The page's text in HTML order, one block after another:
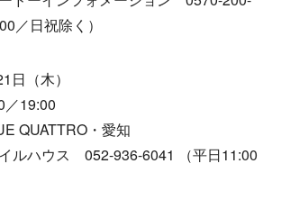
／日祝除く）
日（木）
／19:00
QUATTRO・愛知
ルハウス 052-936-6041 （平日11:00